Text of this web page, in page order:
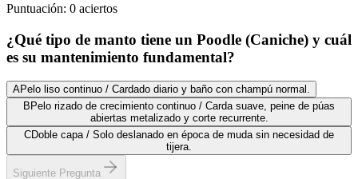
Puntuación: 0 aciertos
¿Qué tipo de manto tiene un Poodle (Caniche) y cuál
es su mantenimiento fundamental?
APelo liso continuo / Cardado diario y baño con champú normal.
B Pelo rizado de crecimiento continuo / Carda suave, peine de púas
abiertas metalizado y corte recurrente.
CDoble capa / Solo deslanado en época de muda sin necesidad de
tijera.
Siguiente Pregunta